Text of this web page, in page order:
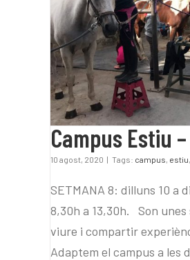
Campus
Campus Estiu –
10 agost, 2020 | Tags: campus, estiu,
SETMANA 8: dilluns 10 a
8,30h a 13,30h. Son
viure i compartir
Adaptem el campus a les